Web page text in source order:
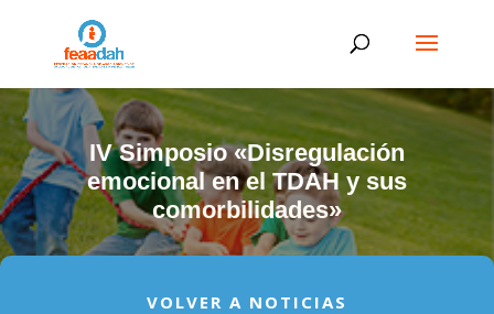
IV Simposio «Disregulación
emocional en el TDAH y sus
comorbilidades»
VOLVER A NOTICIAS